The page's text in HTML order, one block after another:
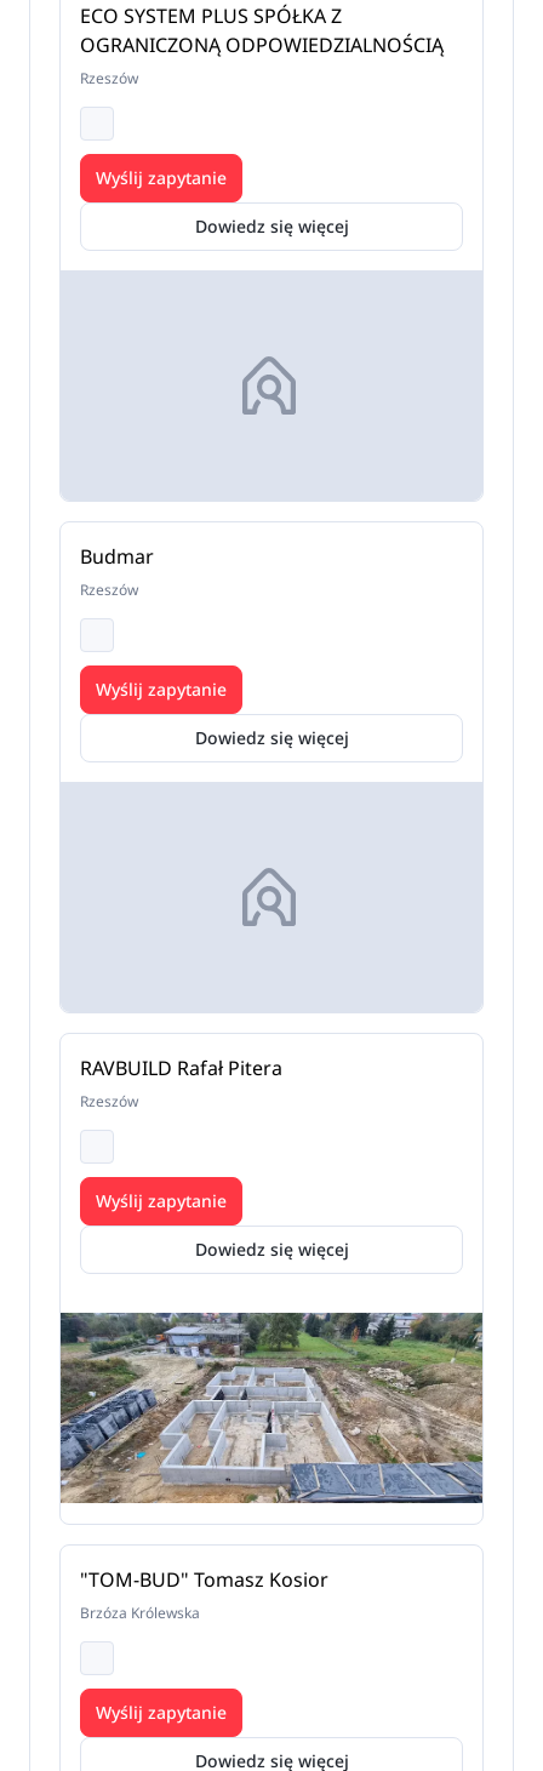
ECO SYSTEM PLUS SPÓŁKA Z
OGRANICZONĄ ODPOWIEDZIALNOŚCIĄ
Rzeszów
Dowiedz się więcej
Wyślij zapytanie
Budmar
Rzeszów
Dowiedz się więcej
Wyślij zapytanie
RAVBUILD Rafał Pitera
Rzeszów
Dowiedz się więcej
Wyślij zapytanie
"TOM-BUD" Tomasz Kosior
Brzóza Królewska
Dowiedz się więcej
Wyślij zapytanie